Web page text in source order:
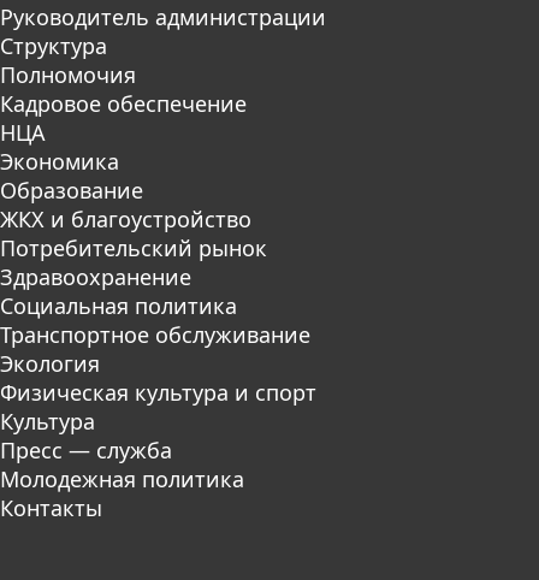
Руководитель администрации
Структура
Полномочия
Кадровое обеспечение
НЦА
Экономика
Образование
ЖКХ и благоустройство
Потребительский рынок
Здравоохранение
Социальная политика
Транспортное обслуживание
Экология
Физическая культура и спорт
Культура
Пресс — служба
Молодежная политика
Контакты